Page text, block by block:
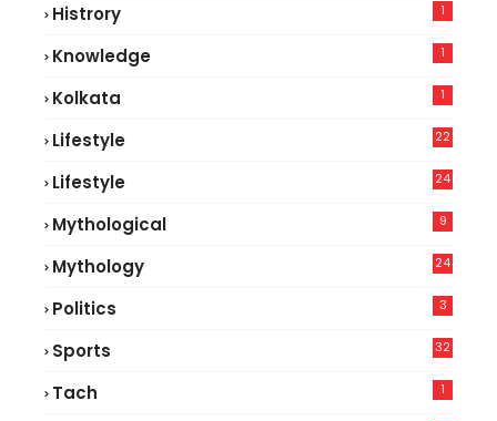
Histrory 1
Knowledge 1
Kolkata 1
Lifestyle
22
Lifestyle
24
Mythological 9
Mythology 24
Politics 3
Sports 32
Tach 1